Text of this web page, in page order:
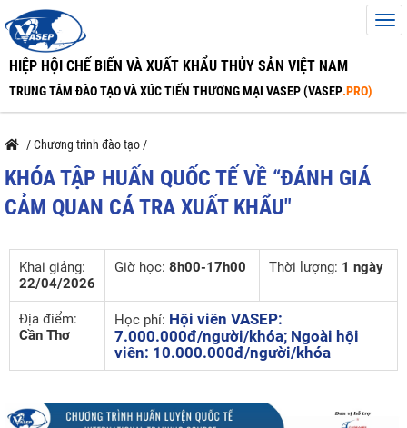
HIỆP HỘI CHẾ BIẾN VÀ XUẤT KHẨU THỦY SẢN VIỆT NAM
TRUNG TÂM ĐÀO TẠO VÀ XÚC TIẾN THƯƠNG MẠI VASEP (VASEP.PRO)
/Chương trình đào tạo /
KHÓA TẬP HUẤN QUỐC TẾ VỀ “ĐÁNH GIÁ
CẢM QUAN CÁ TRA XUẤT KHẨU"
Khai giảng:
22/04/2026
Giờ học: 8h00-17h00 Thời lượng: 1 ngày
Địa điểm:
Cần Thơ
Học phí: Hội viên VASEP:
7.000.000đ/người/khóa; Ngoài hội
viên: 10.000.000đ/người/khóa